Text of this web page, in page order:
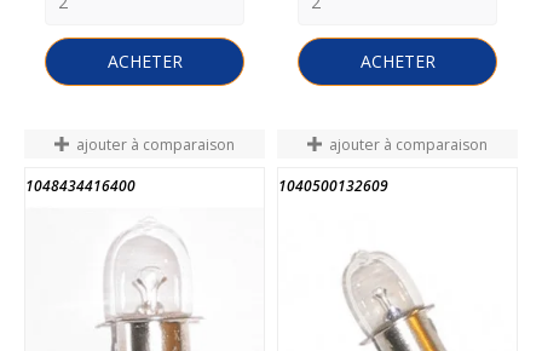
ACHETER ACHETER
ajouter à comparaison
1048434416400
ajouter à comparaison
1040500132609